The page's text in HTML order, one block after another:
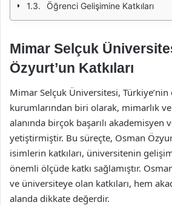
Öğrenci Gelişimine Katkıları
Mimar Selçuk
Özyurt’un Katkıları
Mimar Selçuk Üniversitesi,
kurumlarından biri olarak, mimarlık
alanında birçok başarılı akademisyen
yetiştirmiştir. Bu süreçte, Osman
isimlerin katkıları, üniversitenin
önemli ölçüde katkı sağlamıştır.
ve üniversiteye olan katkıları, hem
alanda dikkate değerdir.